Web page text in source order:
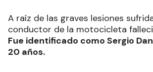
A raíz de las graves lesiones
conductor de la motocicleta
Fue identificado como Sergio
20 años.